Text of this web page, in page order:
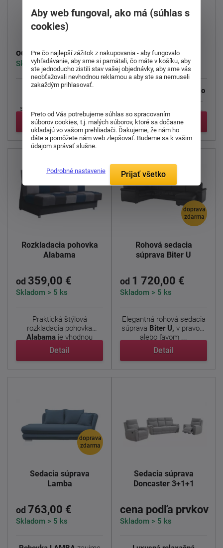
Rohová sedacia
súprava Buton
rozkládací
od 1 741,00 €
Skladom > 5 ks
Rohová celočalúnená
súprava
alebo ...
Detail
Sedacia súprava
od156,00 €
Skladom > 5 ks
Sedacia súprava Fabricio
nábytku v rustikálnom ...
Detail
Rozkladacia pohovka
Alabama
od 359,00 €
Skladom > 5 ks
Praktická štýlová
rozkladacia pohovka
Alabama je vhodnou
voľbou do ...
Detail
doprava
zdarma
Rohová sedacia
súprava Biter U
od 1 720,00 €
Skladom > 5 ks
Elegantná rohová sedacia
súprava Biter U, v pravom
alebo ľavom ...
Detail
doprava
zdarma
Sedacia súprava
Lamba
od 763,00 €
Skladom > 5 ks
Sedacia súprava
Doncaster 3+1+1
cena podľa prvkov
Skladom > 5 ks
Aby web fungoval, ako má (súhlas s
cookies)
Pre čo najlepší zážitok z nakupovania - aby fungovalo
vyhľadávanie, aby sme si pamätali, čo máte v košíku, aby
ste jednoducho zistili stav vašej objednávky, aby sme vás
neobťažovali nevhodnou reklamou a aby ste sa nemuseli
zakaždým prihlasovať.
Preto od Vás potrebujeme súhlas so spracovaním
súborov cookies, t.j. malých súborov, ktoré sa dočasne
ukladajú vo vašom prehliadači. Ďakujeme, že nám ho
dáte a pomôžete nám web zlepšovať. Budeme sa k vašim
údajom správať slušne.
Podrobné nastavenie Prijať všetko